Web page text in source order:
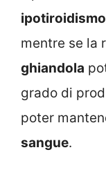
ipotiroidismo
mentre se la
ghiandola
grado di
poter
sangue.